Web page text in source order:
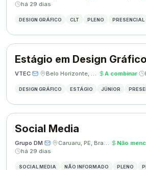
há 29 dias
DESIGN GRÁFICO CLT PLENO PRESENCIAL
Estágio em Design Gráfico
VTEC· · Belo Horizonte, MG · A combinar·
DESIGN GRÁFICO ESTÁGIO JÚNIOR
Social Media
Grupo DM· · Caruaru, PE, Brasil· Não
há 29 dias
SOCIAL MEDIA NÃO INFORMADO PLENO